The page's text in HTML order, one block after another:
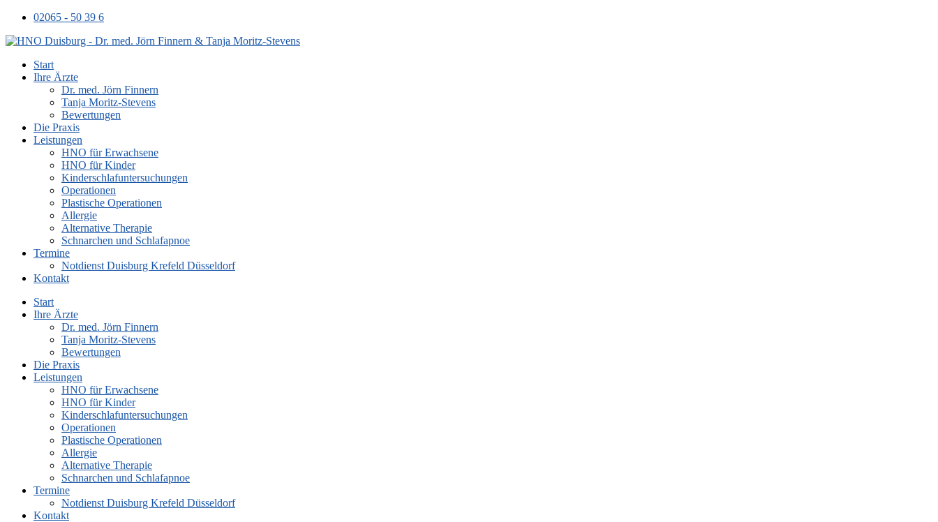
02065 - 50 39 6
Start
Ihre Ärzte
Dr. med. Jörn Finnern
Tanja Moritz-Stevens
Bewertungen
Die Praxis
Leistungen
HNO für Erwachsene
HNO für Kinder
Kinderschlafuntersuchungen
Operationen
Plastische Operationen
Allergie
Alternative Therapie
Schnarchen und Schlafapnoe
Termine
Notdienst Duisburg Krefeld Düsseldorf
Kontakt
Start
Ihre Ärzte
Dr. med. Jörn Finnern
Tanja Moritz-Stevens
Bewertungen
Die Praxis
Leistungen
HNO für Erwachsene
HNO für Kinder
Kinderschlafuntersuchungen
Operationen
Plastische Operationen
Allergie
Alternative Therapie
Schnarchen und Schlafapnoe
Termine
Notdienst Duisburg Krefeld Düsseldorf
Kontakt